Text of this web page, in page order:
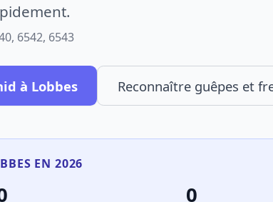
6542, 6543
à Lobbes Reconnaître guêpes et
EN 2026
0